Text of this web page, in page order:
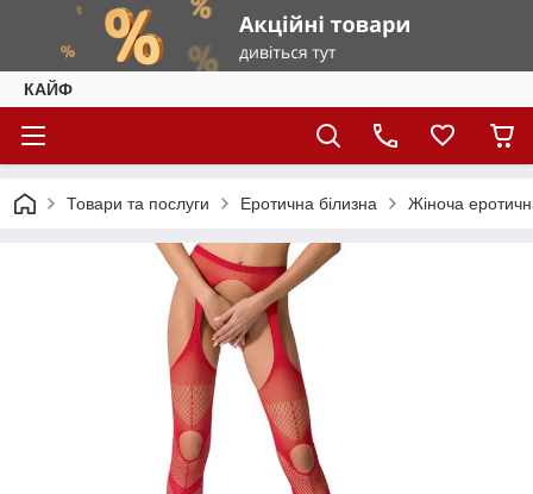
КАЙФ
Товари та послуги Еротична білизна Жіноча